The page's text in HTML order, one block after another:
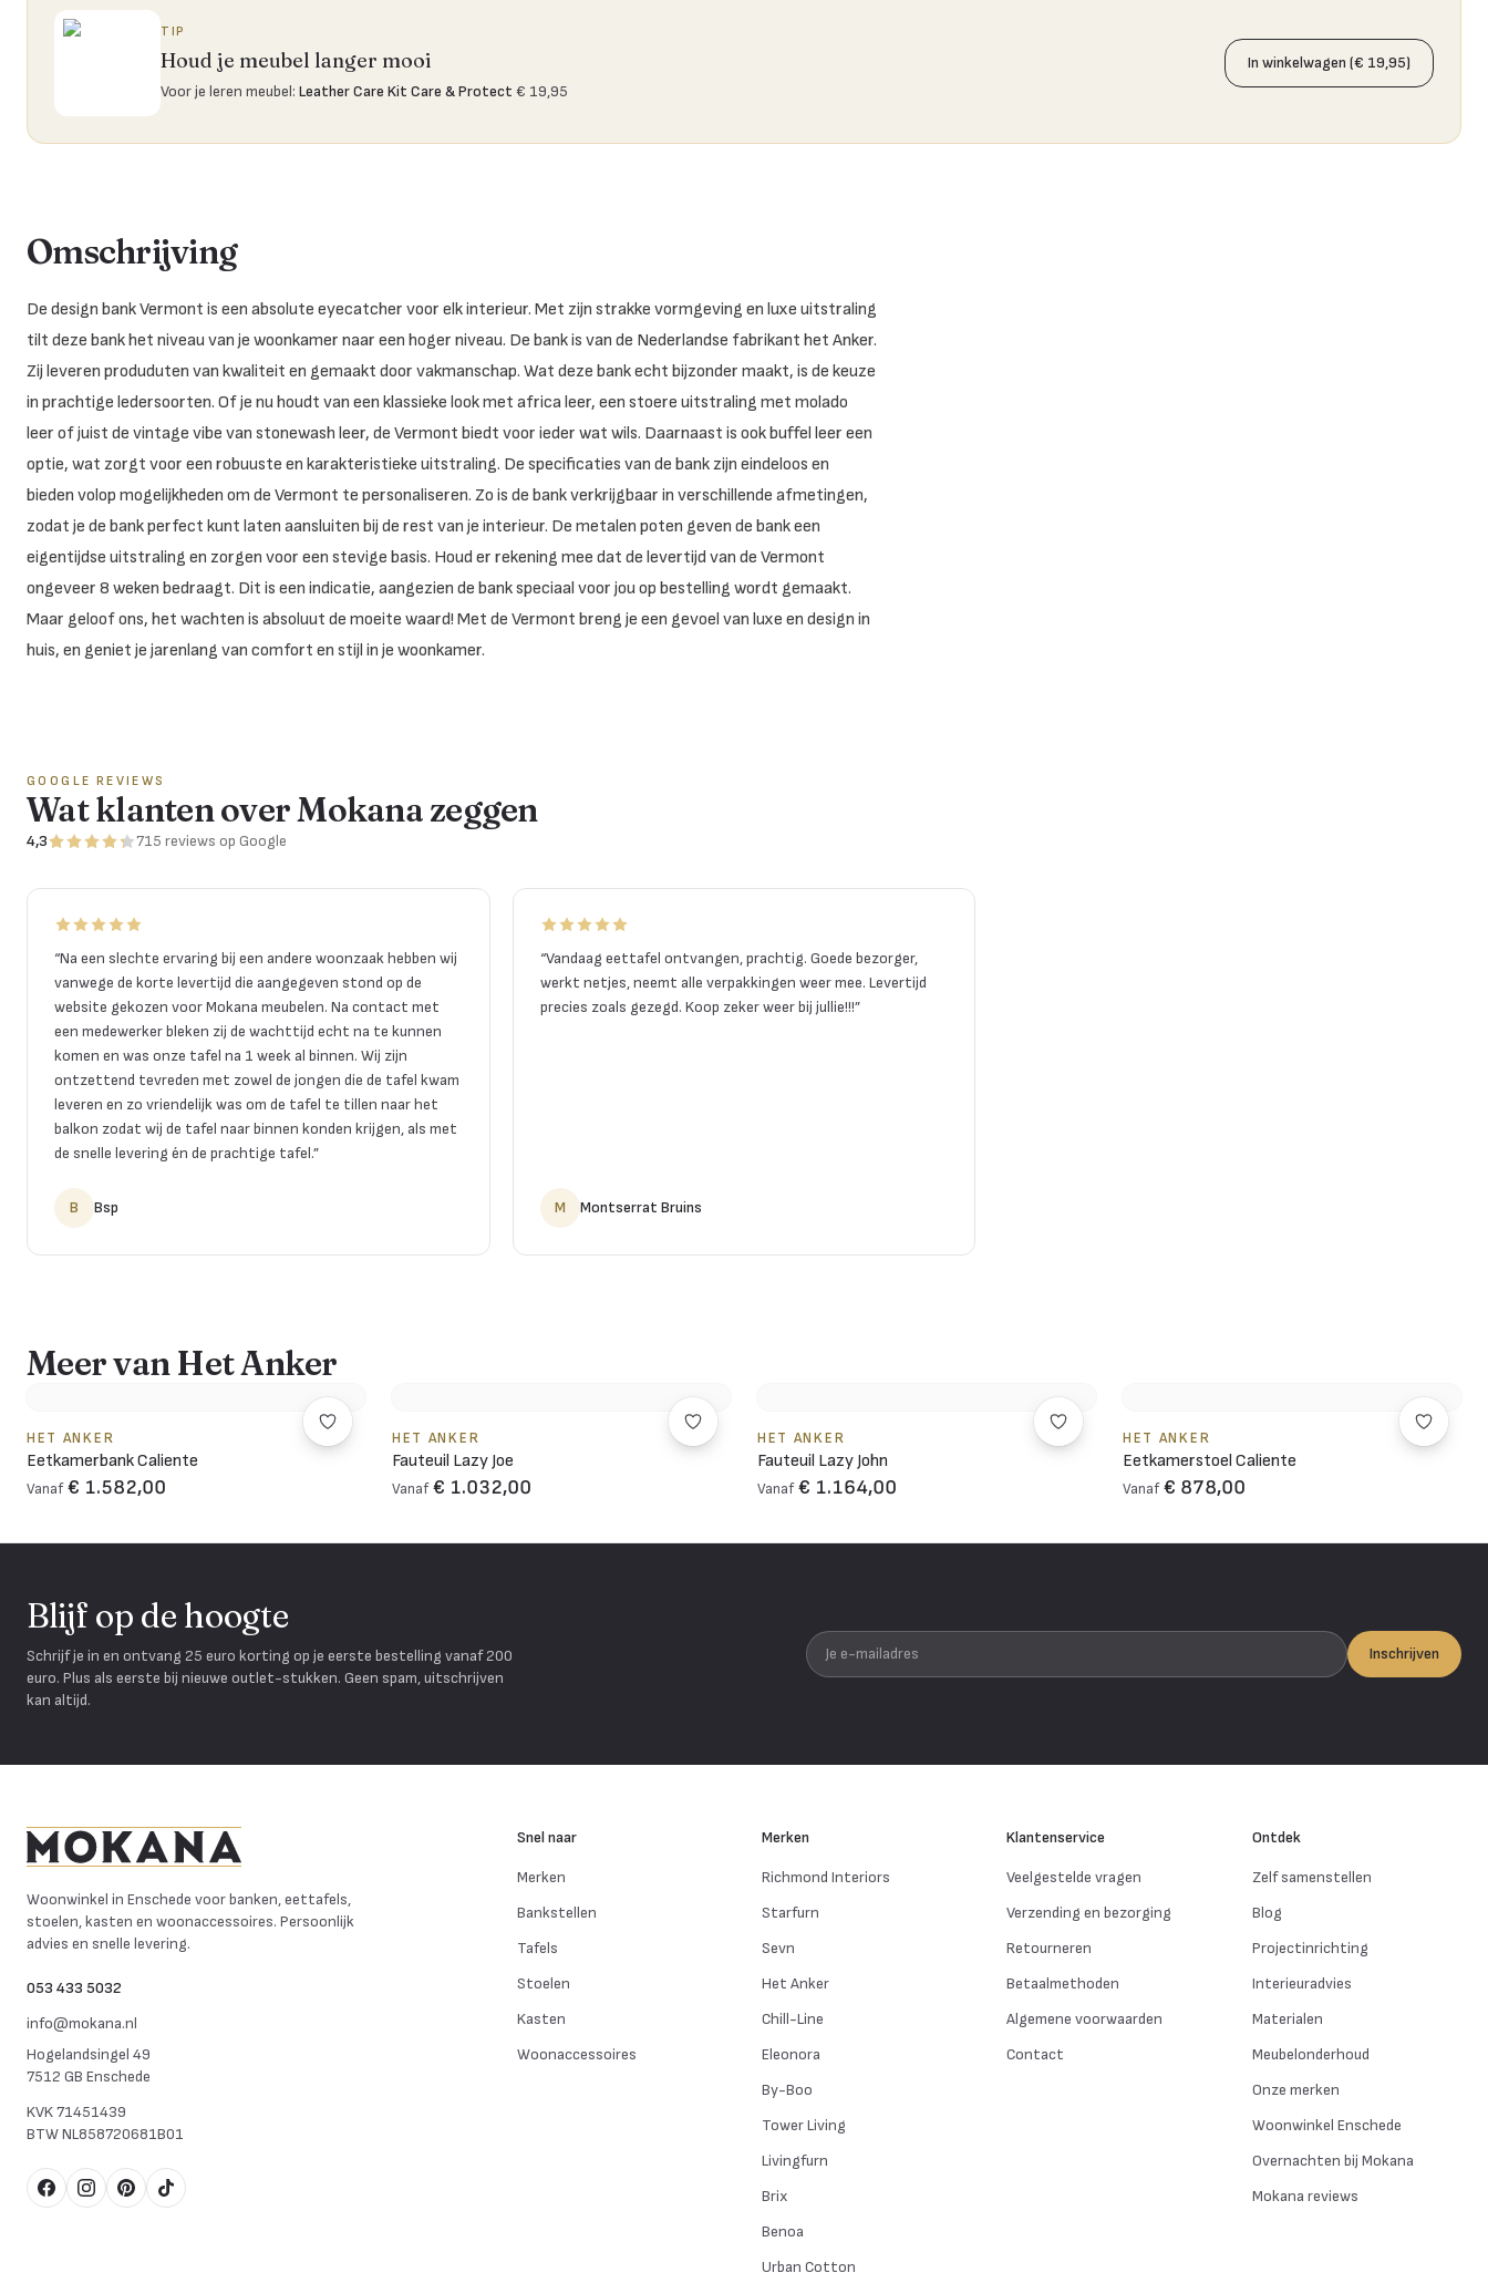
TIP
Houd je meubel langer mooi
Voor je leren meubel: Leather Care Kit Care & Protect € 19,95
In winkelwagen (€ 19,95)
Omschrijving
De design bank Vermont is een absolute eyecatcher voor elk interieur. Met zijn strakke vormgeving en luxe uitstraling
tilt deze bank het niveau van je woonkamer naar een hoger niveau. De bank is van de Nederlandse fabrikant het Anker.
Zij leveren produduten van kwaliteit en gemaakt door vakmanschap. Wat deze bank echt bijzonder maakt, is de keuze
in prachtige ledersoorten. Of je nu houdt van een klassieke look met africa leer, een stoere uitstraling met molado
leer of juist de vintage vibe van stonewash leer, de Vermont biedt voor ieder wat wils. Daarnaast is ook buffel leer een
optie, wat zorgt voor een robuuste en karakteristieke uitstraling. De specificaties van de bank zijn eindeloos en
bieden volop mogelijkheden om de Vermont te personaliseren. Zo is de bank verkrijgbaar in verschillende afmetingen,
zodat je de bank perfect kunt laten aansluiten bij de rest van je interieur. De metalen poten geven de bank een
eigentijdse uitstraling en zorgen voor een stevige basis. Houd er rekening mee dat de levertijd van de Vermont
ongeveer 8 weken bedraagt. Dit is een indicatie, aangezien de bank speciaal voor jou op bestelling wordt gemaakt.
Maar geloof ons, het wachten is absoluut de moeite waard! Met de Vermont breng je een gevoel van luxe en design in
huis, en geniet je jarenlang van comfort en stijl in je woonkamer.
GOOGLE REVIEWS
Wat klanten over Mokana zeggen
4,3 715 reviews op Google
“Na een slechte ervaring bij een andere woonzaak hebben wij
vanwege de korte levertijd die aangegeven stond op de
website gekozen voor Mokana meubelen. Na contact met
een medewerker bleken zij de wachttijd echt na te kunnen
komen en was onze tafel na 1 week al binnen. Wij zijn
ontzettend tevreden met zowel de jongen die de tafel kwam
leveren en zo vriendelijk was om de tafel te tillen naar het
balkon zodat wij de tafel naar binnen konden krijgen, als met
de snelle levering én de prachtige tafel.”
B Bsp
“Vandaag eettafel ontvangen, prachtig. Goede bezorger,
werkt netjes, neemt alle verpakkingen weer mee. Levertijd
precies zoals gezegd. Koop zeker weer bij jullie!!!”
M Montserrat Bruins
Meer van Het Anker
HET ANKER
Eetkamerbank Caliente
Vanaf € 1.582,00
HET ANKER
Fauteuil Lazy Joe
Vanaf € 1.032,00
HET ANKER
Fauteuil Lazy John
Vanaf € 1.164,00
HET ANKER
Eetkamerstoel Caliente
Vanaf € 878,00
Blijf op de hoogte
Schrijf je in en ontvang 25 euro korting op je eerste bestelling vanaf 200
euro. Plus als eerste bij nieuwe outlet-stukken. Geen spam, uitschrijven
kan altijd.
Je e-mailadres
Inschrijven
Woonwinkel in Enschede voor banken, eettafels,
stoelen, kasten en woonaccessoires. Persoonlijk
advies en snelle levering.
053 433 5032
info@mokana.nl
Hogelandsingel 49
7512 GB Enschede
KVK71451439
BTWNL858720681B01
FacebookInstagram
Pinterest
TikTok
Snel naar
Merken
Bankstellen
Tafels
Stoelen
Kasten
Woonaccessoires
Merken
Richmond Interiors
Starfurn
Sevn
Het Anker
Chill-Line
Eleonora
By-Boo
Tower Living
Livingfurn
Brix
Benoa
Urban Cotton
Klantenservice
Veelgestelde vragen
Verzending en bezorging
Retourneren
Betaalmethoden
Algemene voorwaarden
Contact
Ontdek
Zelf samenstellen
Blog
Projectinrichting
Interieuradvies
Materialen
Meubelonderhoud
Onze merken
Woonwinkel Enschede
Overnachten bij Mokana
Mokana reviews